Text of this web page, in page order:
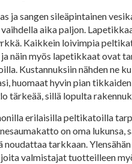
ja sangen sileäpintainen
aika paljon.
Kaikkein loivimpia
näin myös lapetikkaat ovat
Kustannuksiin nähden ne
huomaat hyvin pian
tärkeää, sillä lopulta
erilaisilla peltikatoilla
on oma
noudattaa tarkkaan.
valmistajat tuotteilleen